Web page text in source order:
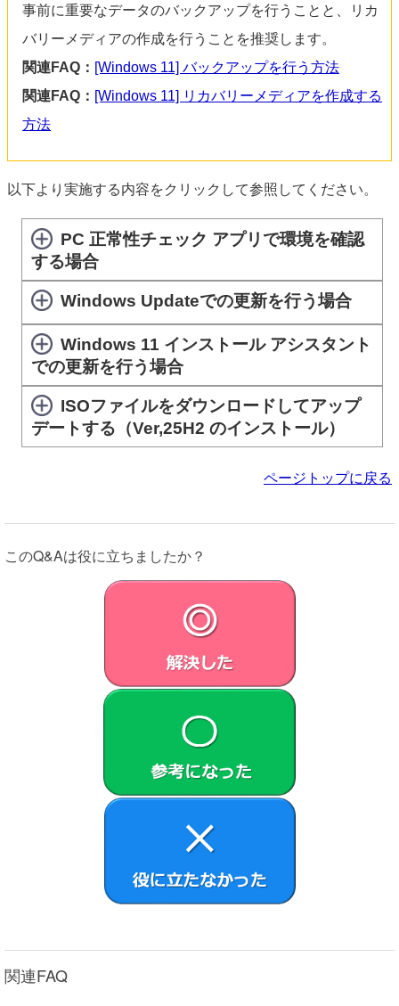
事前に重要なデータのバックアップを行うことと、リカ
バリーメディアの作成を行うことを推奨します。
関連FAQ： [Windows 11] バックアップを行う方法
関連FAQ： [Windows 11] リカバリーメディアを作成する
方法
以下より実施する内容をクリックして参照してください。
PC 正常性チェック アプリで環境を確認
する場合
Windows Updateでの更新を行う場合
Windows 11 インストール アシスタント
での更新を行う場合
ISOファイルをダウンロードしてアップ
デートする（Ver,25H2 のインストール）
ページトップに戻る
このQ&Aは役に立ちましたか？
関連FAQ